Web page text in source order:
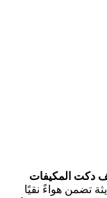
دكت المكيفات
تضمن هواءً نقيًا